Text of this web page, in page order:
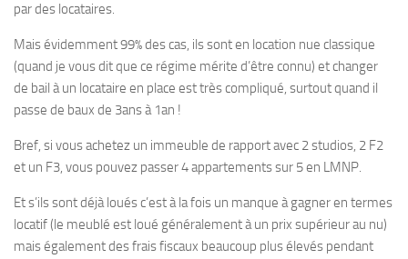
par des locataires.
Mais évidemment 99% des cas, ils sont en location nue classique
(quand je vous dit que ce régime mérite d’être connu) et changer
de bail à un locataire en place est très compliqué, surtout quand il
passe de baux de 3ans à 1an !
Bref, si vous achetez un immeuble de rapport avec 2 studios, 2 F2
et un F3, vous pouvez passer 4 appartements sur 5 en LMNP.
Et s’ils sont déjà loués c’est à la fois un manque à gagner en termes
locatif (le meublé est loué généralement à un prix supérieur au nu)
mais également des frais fiscaux beaucoup plus élevés pendant